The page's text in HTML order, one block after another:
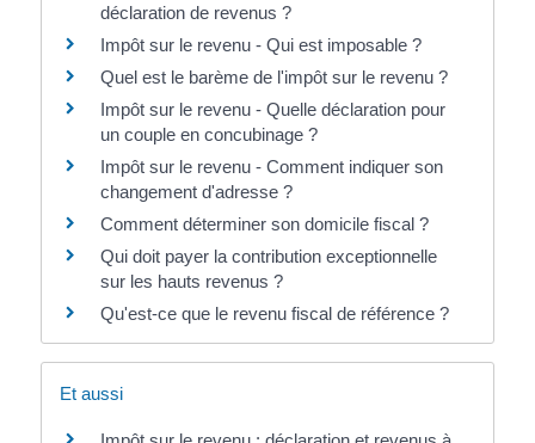
déclaration de revenus ?
Impôt sur le revenu - Qui est imposable ?
Quel est le barème de l'impôt sur le revenu ?
Impôt sur le revenu - Quelle déclaration pour
un couple en concubinage ?
Impôt sur le revenu - Comment indiquer son
changement d'adresse ?
Comment déterminer son domicile fiscal ?
Qui doit payer la contribution exceptionnelle
sur les hauts revenus ?
Qu'est-ce que le revenu fiscal de référence ?
Et aussi